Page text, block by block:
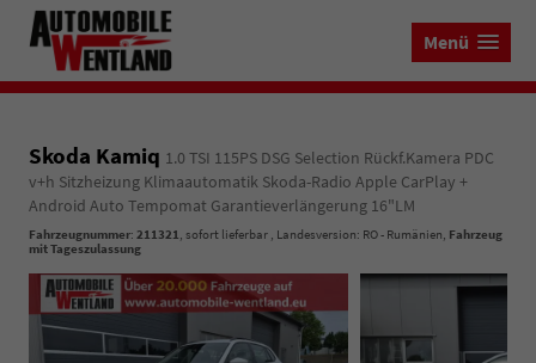
Menü
Skoda Kamiq 1.0 TSI 115PS DSG Selection Rückf.Kamera PDC
v+h Sitzheizung Klimaautomatik Skoda-Radio Apple CarPlay +
Android Auto Tempomat Garantieverlängerung 16"LM
Fahrzeugnummer: 211321, sofort lieferbar , Landesversion: RO - Rumänien, Fahrzeug
mit Tageszulassung